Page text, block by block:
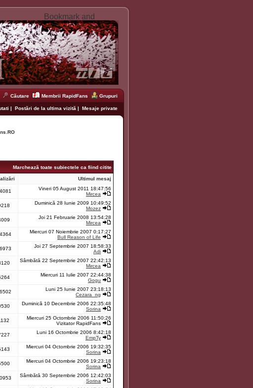
Căutare Membrii RapidFans Grupuri
| Postări de la ultima vizită | Mesaje private
Marchează toate subiectele ca fiind citite
Ultimul mesaj
Vineri 05 August 2011 18:47:56
Mircea
Duminică 28 Iunie 2009 10:49:52
Mozez
Joi 21 Februarie 2008 13:54:28
Mircea
Miercuri 07 Noiembrie 2007 0:17:27
Bull Reason of Life
Joi 27 Septembrie 2007 18:58:33
Adi
Sâmbătă 22 Septembrie 2007 22:42:13
Mircea
Miercuri 11 Iulie 2007 22:44:38
Gogu
Luni 25 Iunie 2007 23:18:13
Cezara_ng
Duminică 10 Decembrie 2006 22:35:48
Sorina
Miercuri 25 Octombrie 2006 11:50:26
Vizitator RapidFans
Luni 16 Octombrie 2006 8:42:18
EmpTy
Miercuri 04 Octombrie 2006 19:32:35
Sorina
Miercuri 04 Octombrie 2006 19:23:18
Sorina
Sâmbătă 30 Septembrie 2006 12:42:03
Sorina